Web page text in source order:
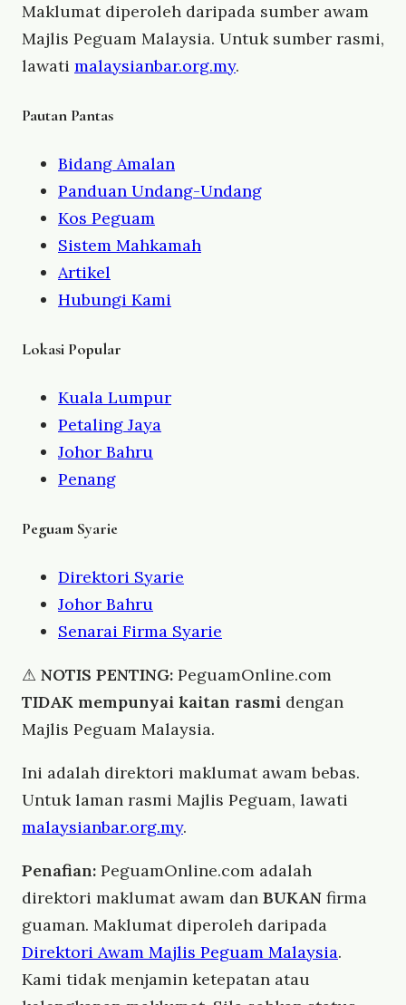
Maklumat diperoleh daripada sumber awam
Majlis Peguam Malaysia. Untuk sumber rasmi,
lawati malaysianbar.org.my.
Pautan Pantas
Bidang Amalan
Panduan Undang-Undang
Kos Peguam
Sistem Mahkamah
Artikel
Hubungi Kami
Lokasi Popular
Kuala Lumpur
Petaling Jaya
Johor Bahru
Penang
Peguam Syarie
Direktori Syarie
Johor Bahru
Senarai Firma Syarie
⚠ NOTIS PENTING: PeguamOnline.com
TIDAK mempunyai kaitan rasmi dengan
Majlis Peguam Malaysia.
Ini adalah direktori maklumat awam bebas.
Untuk laman rasmi Majlis Peguam, lawati
malaysianbar.org.my.
Penafian: PeguamOnline.com adalah
direktori maklumat awam dan BUKAN firma
guaman. Maklumat diperoleh daripada
Direktori Awam Majlis Peguam Malaysia.
Kami tidak menjamin ketepatan atau